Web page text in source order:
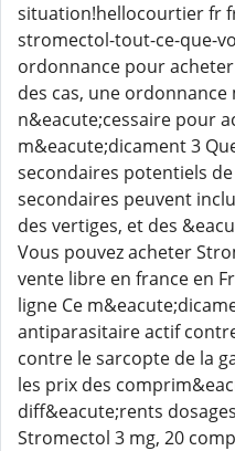
situation!hellocourtier fr
stromectol-tout-ce-que-
ordonnance pour
des cas, une
n&eacute;cessaire pour
m&eacute;dicament 3
secondaires potentiels
secondaires peuvent
des vertiges, et des
Vous pouvez acheter
vente libre en france en
ligne Ce
antiparasitaire actif
contre le sarcopte de la
les prix des
diff&eacute;rents
Stromectol 3 mg, 20